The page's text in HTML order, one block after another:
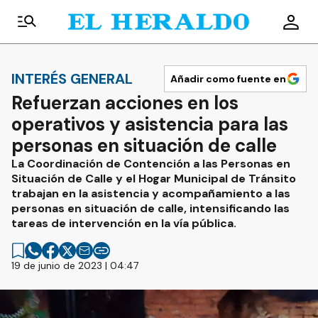
INTERÉS GENERAL Añadir como fuente en
Refuerzan acciones en los
operativos y asistencia para las
personas en situación de calle
La Coordinación de Contención a las Personas en
Situación de Calle y el Hogar Municipal de Tránsito
trabajan en la asistencia y acompañamiento a las
personas en situación de calle, intensificando las
tareas de intervención en la vía pública.
19 de junio de 2023 | 04:47